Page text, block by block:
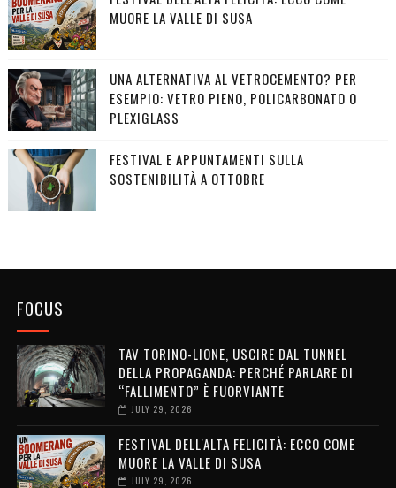
MUORE LA VALLE DI SUSA
UNA ALTERNATIVA AL VETROCEMENTO? PER
ESEMPIO: VETRO PIENO, POLICARBONATO O
PLEXIGLASS
FESTIVAL E APPUNTAMENTI SULLA
SOSTENIBILITÀ A OTTOBRE
FOCUS
TAV TORINO-LIONE, USCIRE DAL TUNNEL
DELLA PROPAGANDA: PERCHÉ PARLARE DI
“FALLIMENTO” È FUORVIANTE
JULY 29, 2026
FESTIVAL DELL'ALTA FELICITÀ: ECCO COME
MUORE LA VALLE DI SUSA
JULY 29, 2026